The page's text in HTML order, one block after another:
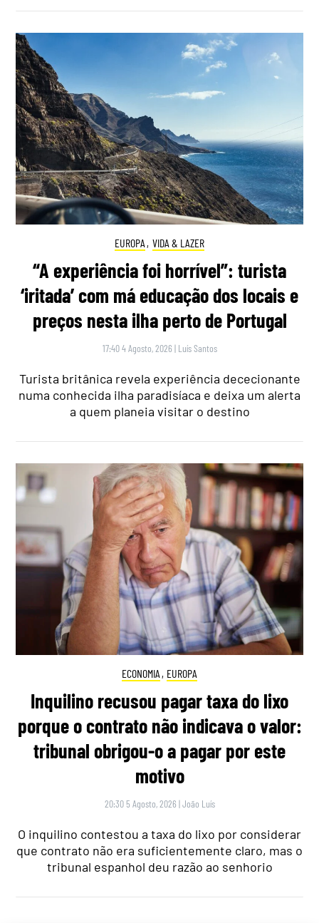
EUROPA , VIDA & LAZER
“A experiência foi horrível”: turista
‘iritada’ com má educação dos locais e
preços nesta ilha perto de Portugal
17:40 4 Agosto, 2026 | Luís Santos
Turista britânica revela experiência dececionante
numa conhecida ilha paradisíaca e deixa um alerta
a quem planeia visitar o destino
ECONOMIA , EUROPA
Inquilino recusou pagar taxa do lixo
porque o contrato não indicava o valor:
tribunal obrigou-o a pagar por este
motivo
20:30 5 Agosto, 2026 |João Luís
O inquilino contestou a taxa do lixo por considerar
que contrato não era suficientemente claro, mas o
tribunal espanhol deu razão ao senhorio